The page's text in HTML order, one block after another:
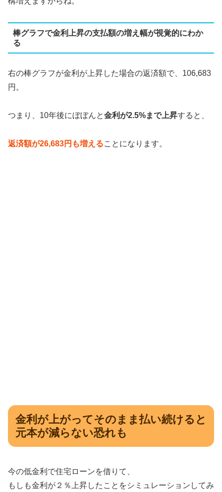
棒グラフで金利上昇の支払額の増え幅が視覚的にわか
る
右の棒グラフが金利が上昇した場合の返済額で、 106,683
円。
つまり、 10年後にぼぼんと金利が2.5%まで上昇すると、
返済額が26,683円も増えることになります。
金利が上がってそのまま払い続けると
元本が減らない恐れも
今の低金利で住宅ローンを借りて、
もしも金利が２％上昇したことをシミュレーションしてみ